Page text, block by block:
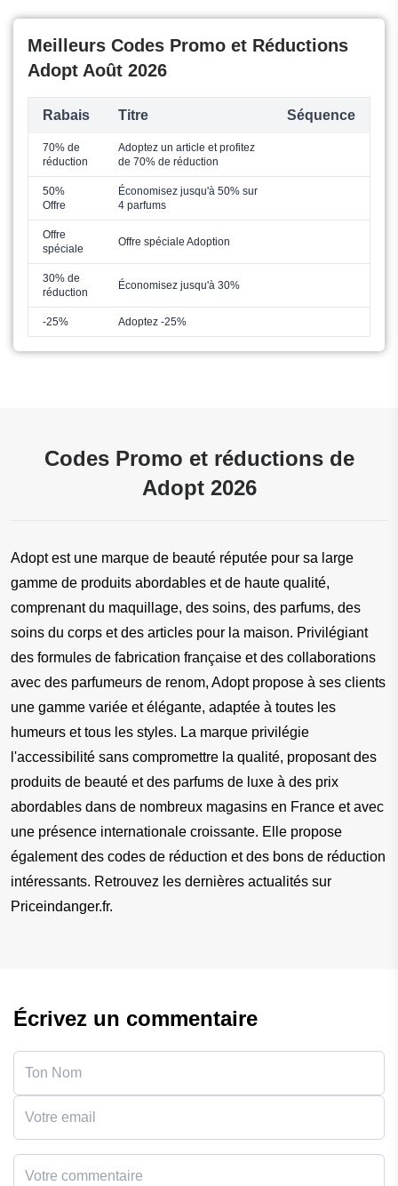
Meilleurs Codes Promo et Réductions
Adopt Août 2026
Rabais Titre Séquence
70% de
réduction
Adoptez un article et profitez
de 70% de réduction
50%
Offre
Économisez jusqu'à 50% sur
4 parfums
Offre
spéciale
Offre spéciale Adoption
30% de
réduction
Économisez jusqu'à 30%
-25% Adoptez -25%
Codes Promo et réductions de
Adopt 2026
Adopt est une marque de beauté réputée pour sa large
gamme de produits abordables et de haute qualité,
comprenant du maquillage, des soins, des parfums, des
soins du corps et des articles pour la maison. Privilégiant
des formules de fabrication française et des collaborations
avec des parfumeurs de renom, Adopt propose à ses clients
une gamme variée et élégante, adaptée à toutes les
humeurs et tous les styles. La marque privilégie
l'accessibilité sans compromettre la qualité, proposant des
produits de beauté et des parfums de luxe à des prix
abordables dans de nombreux magasins en France et avec
une présence internationale croissante. Elle propose
également des codes de réduction et des bons de réduction
intéressants. Retrouvez les dernières actualités sur
Priceindanger.fr.
Écrivez un commentaire